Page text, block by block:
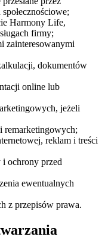
Harmony Life,
firmy;
zainteresowanymi
dokumentów
online lub
jeżeli
remarketingowych;
reklam i treści
i ochrony przed
ewentualnych
z przepisów prawa.